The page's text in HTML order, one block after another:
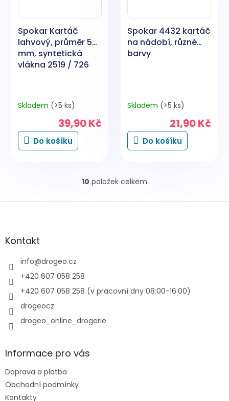
Spokar Kartáč
lahvový, průměr 50
mm, syntetická
vlákna 2519 / 726
Skladem (>5 ks)
39,90 Kč
Do košíku
Spokar 4432 kartáč
na nádobí, různé
barvy
Skladem (>5 ks)
21,90 Kč
Do košíku
O
l
k
10 položek celkem
Z
aKontakt
info@drogeo.cz
+420 607 058 258
+420 607 058 258 (v pracovní dny 08:00-16:00)
drogeocz
drogeo_online_drogerie
Informace pro vás
Doprava a platba
Obchodní podmínky
Kontakty